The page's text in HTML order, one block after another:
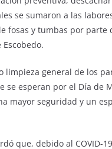
se sumaron a las
fosas y tumbas por parte
limpieza general de los
se esperan por el Día de
mayor seguridad y un
que, debido al COVID-